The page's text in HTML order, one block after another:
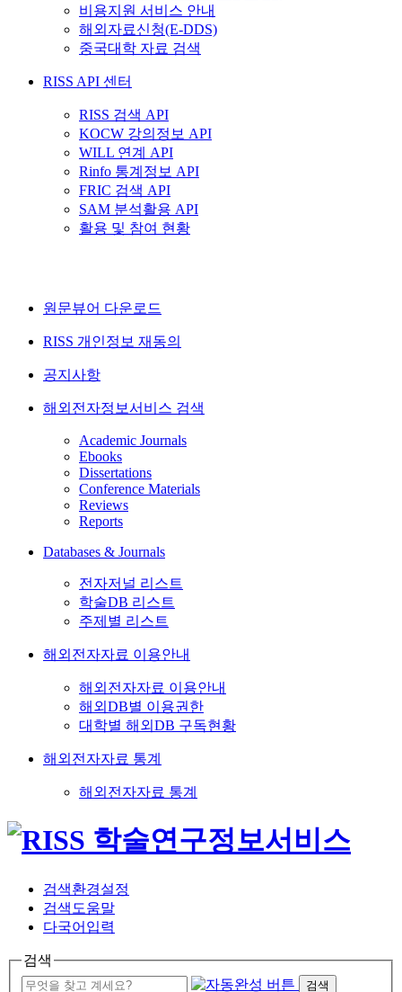
비용지원 서비스 안내
해외자료신청(E-DDS)
중국대학 자료 검색
RISS API 센터
RISS 검색 API
KOCW 강의정보 API
WILL 연계 API
Rinfo 통계정보 API
FRIC 검색 API
SAM 분석활용 API
활용 및 참여 현황
원문뷰어 다운로드
RISS 개인정보 재동의
공지사항
해외전자정보서비스 검색
Academic Journals
Ebooks
Dissertations
Conference Materials
Reviews
Reports
Databases & Journals
전자저널 리스트
학술DB 리스트
주제별 리스트
해외전자자료 이용안내
해외전자자료 이용안내
해외DB별 이용권한
대학별 해외DB 구독현황
해외전자자료 통계
해외전자자료 통계
검색환경설정
검색도움말
다국어입력
검색
검색